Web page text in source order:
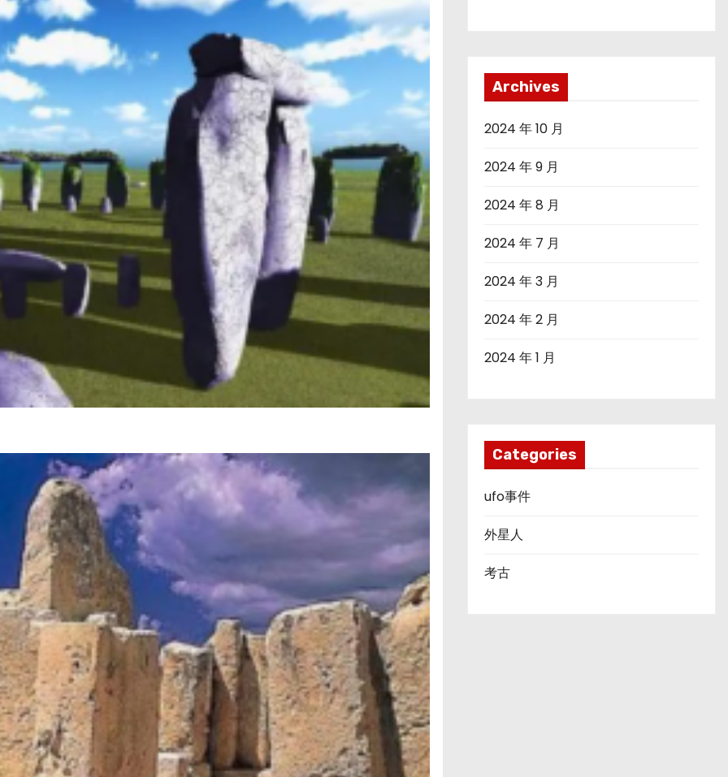
Archives
2024 年 10 月
2024 年 9 月
2024 年 8 月
2024 年 7 月
2024 年 3 月
2024 年 2 月
2024 年 1 月
Categories
ufo事件
外星人
考古